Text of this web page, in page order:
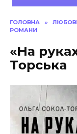
ГОЛОВНА »
РОМАНИ
«На
Торська